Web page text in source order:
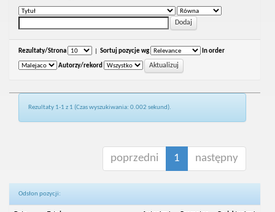
Rezultaty/Strona Sortuj pozycje wg In order
Autorzy/rekord
Rezultaty 1-1 z 1 (Czas wyszukiwania: 0.002 sekund).
poprzedni 1 następny
Odsłon pozycji: